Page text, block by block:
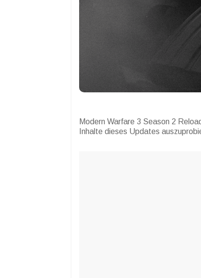
Modern Warfare 3 Season 2
Inhalte dieses Updates